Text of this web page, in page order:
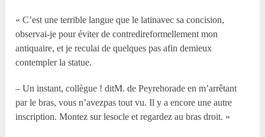
« C’est une terrible langue que le latinavec sa concision,
observai-je pour éviter de contredireformellement mon
antiquaire, et je reculai de quelques pas afin demieux
contempler la statue.
– Un instant, collègue ! ditM. de Peyrehorade en m’arrêtant
par le bras, vous n’avezpas tout vu. Il y a encore une autre
inscription. Montez sur lesocle et regardez au bras droit. »